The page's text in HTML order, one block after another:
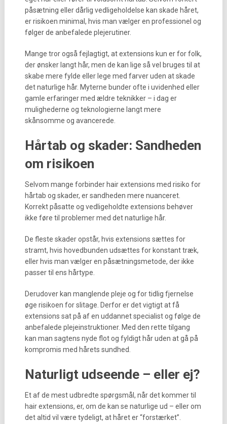
påsætning eller dårlig vedligeholdelse kan skade håret,
er risikoen minimal, hvis man vælger en professionel og
følger de anbefalede plejerutiner.
Mange tror også fejlagtigt, at extensions kun er for folk,
der ønsker langt hår, men de kan lige så vel bruges til at
skabe mere fylde eller lege med farver uden at skade
det naturlige hår. Myterne bunder ofte i uvidenhed eller
gamle erfaringer med ældre teknikker – i dag er
mulighederne og teknologierne langt mere
skånsomme og avancerede.
Hårtab og skader: Sandheden
om risikoen
Selvom mange forbinder hair extensions med risiko for
hårtab og skader, er sandheden mere nuanceret.
Korrekt påsatte og vedligeholdte extensions behøver
ikke føre til problemer med det naturlige hår.
De fleste skader opstår, hvis extensions sættes for
stramt, hvis hovedbunden udsættes for konstant træk,
eller hvis man vælger en påsætningsmetode, der ikke
passer til ens hårtype.
Derudover kan manglende pleje og for tidlig fjernelse
øge risikoen for slitage. Derfor er det vigtigt at få
extensions sat på af en uddannet specialist og følge de
anbefalede plejeinstruktioner. Med den rette tilgang
kan man sagtens nyde flot og fyldigt hår uden at gå på
kompromis med hårets sundhed.
Naturligt udseende – eller ej?
Et af de mest udbredte spørgsmål, når det kommer til
hair extensions, er, om de kan se naturlige ud – eller om
det altid vil være tydeligt, at håret er “forstærket”.